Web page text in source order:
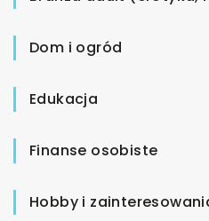
Dom i ogród
Edukacja
Finanse osobiste
Hobby i